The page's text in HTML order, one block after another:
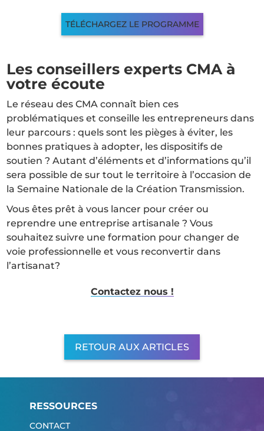
TÉLÉCHARGEZ LE PROGRAMME
Les conseillers experts CMA à
votre écoute
Le réseau des CMA connaît bien ces
problématiques et conseille les entrepreneurs dans
leur parcours : quels sont les pièges à éviter, les
bonnes pratiques à adopter, les dispositifs de
soutien ? Autant d’éléments et d’informations qu’il
sera possible de sur tout le territoire à l’occasion de
la Semaine Nationale de la Création Transmission.
Vous êtes prêt à vous lancer pour créer ou
reprendre une entreprise artisanale ? Vous
souhaitez suivre une formation pour changer de
voie professionnelle et vous reconvertir dans
l’artisanat?
Contactez nous !
RETOUR AUX ARTICLES
RESSOURCES
CONTACT